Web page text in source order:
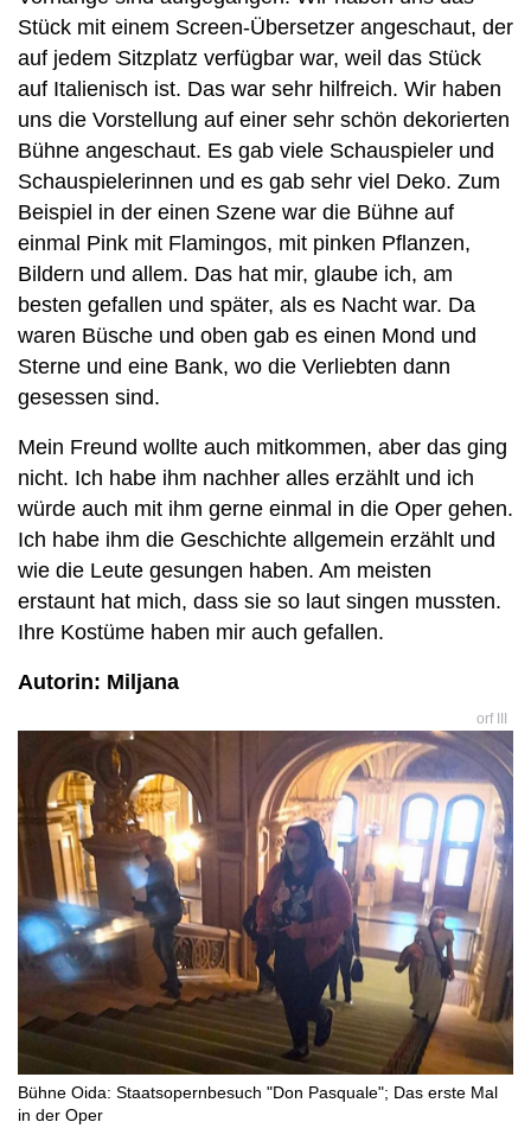
Stück mit einem Screen-Übersetzer angeschaut, der
auf jedem Sitzplatz verfügbar war, weil das Stück
auf Italienisch ist. Das war sehr hilfreich. Wir haben
uns die Vorstellung auf einer sehr schön dekorierten
Bühne angeschaut. Es gab viele Schauspieler und
Schauspielerinnen und es gab sehr viel Deko. Zum
Beispiel in der einen Szene war die Bühne auf
einmal Pink mit Flamingos, mit pinken Pflanzen,
Bildern und allem. Das hat mir, glaube ich, am
besten gefallen und später, als es Nacht war. Da
waren Büsche und oben gab es einen Mond und
Sterne und eine Bank, wo die Verliebten dann
gesessen sind.
Mein Freund wollte auch mitkommen, aber das ging
nicht. Ich habe ihm nachher alles erzählt und ich
würde auch mit ihm gerne einmal in die Oper gehen.
Ich habe ihm die Geschichte allgemein erzählt und
wie die Leute gesungen haben. Am meisten
erstaunt hat mich, dass sie so laut singen mussten.
Ihre Kostüme haben mir auch gefallen.
Autorin: Miljana
orf III
Bühne Oida: Staatsopernbesuch "Don Pasquale"; Das erste Mal
in der Oper